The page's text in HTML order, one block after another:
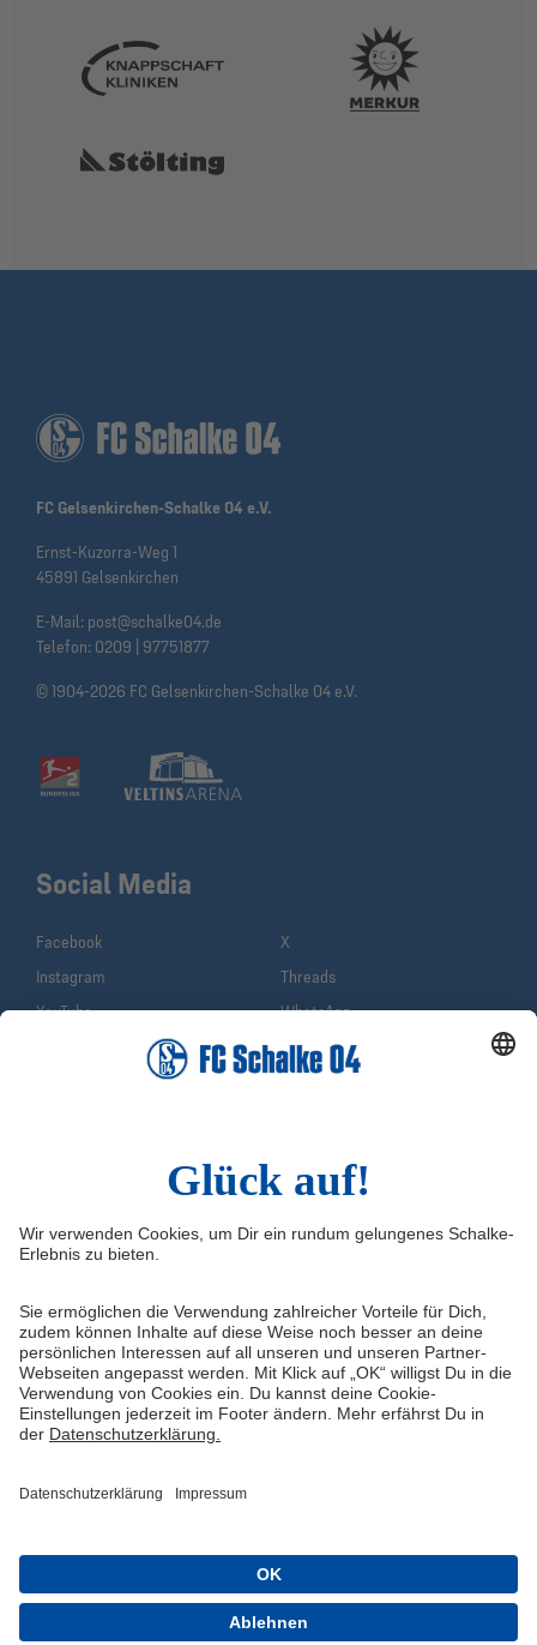
FC Gelsenkirchen-Schalke 04 e.V.
Ernst-Kuzorra-Weg 1
45891 Gelsenkirchen
E-Mail: post@schalke04.de
Telefon: 0209 | 97751877
© 1904-2026 FC Gelsenkirchen-Schalke 04 e.V.
Service & Kontakt
Erklärung zur Barrierefreiheit
Medienportal
Datenschutz
Haftungsausschluss
Tickets
VELTINS-Arena
Knappenschmiede
ERWIN buchen
Social Media
Facebook
X
Instagram
Threads
YouTube
WhatsApp
Sina Weibo